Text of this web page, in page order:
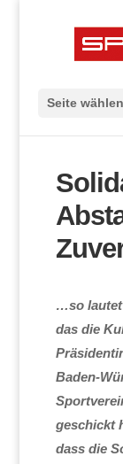
Seite wählen
…so lautet
das die
Baden-
geschickt
dass die